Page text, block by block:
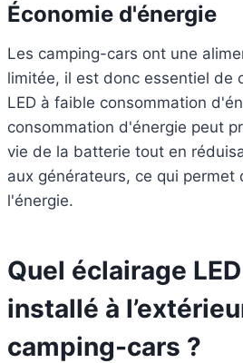
Économie d'énergie
Les camping-cars ont une
limitée, il est donc essentiel de
LED à faible consommation
consommation d'énergie peut
vie de la batterie tout en
aux générateurs, ce qui permet
l'énergie.
Quel éclairage
installé à
camping-cars ?